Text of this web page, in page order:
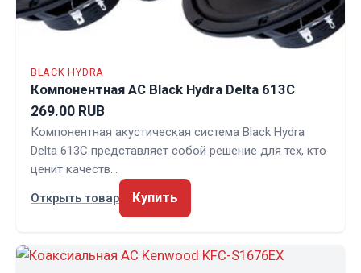
BLACK HYDRA
Компонентная АС Black Hydra Delta 613C
269.00 RUB
Компонентная акустическая система Black Hydra
Delta 613C представляет собой решение для тех, кто
ценит качеств…
Открыть товар
Купить